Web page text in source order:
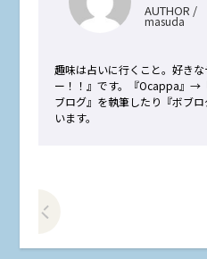
AUTHOR /
masuda
趣味は占いに行くこと。好き
ー！！』です。『Ocappa』
ブログ』を執筆したり『ボブ
います。